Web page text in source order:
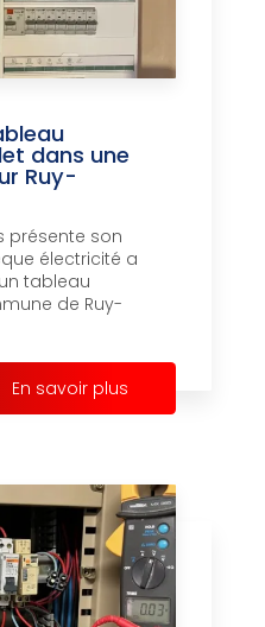
dans une
Ruy-
présente son
électricité a
tableau
de Ruy-
En savoir plus